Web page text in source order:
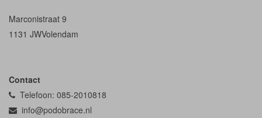
Marconistraat 9
1131 JWVolendam
Contact
Telefoon: 085-2010818
info@podobrace.nl